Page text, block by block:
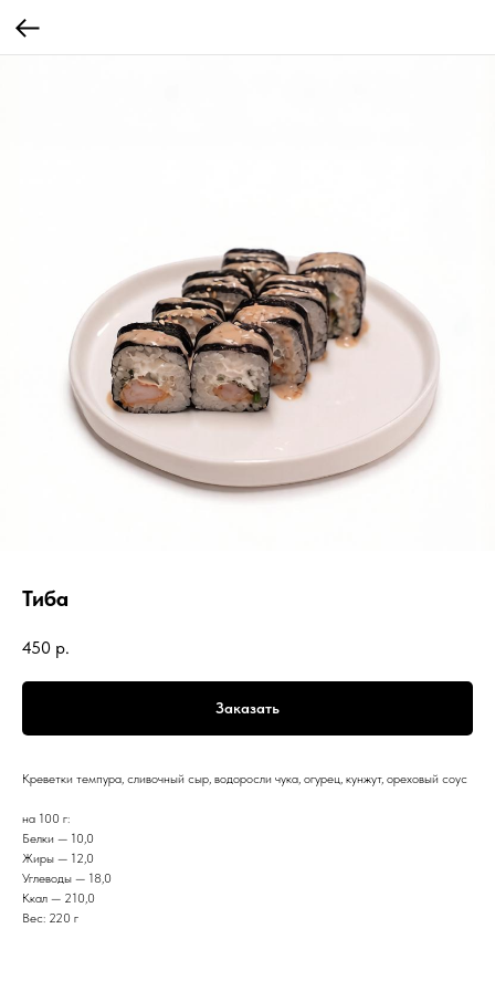
Тиба
450 р.
Заказать
Креветки темпура, сливочный сыр, водоросли чука, огурец, кунжут, ореховый соус
на 100 г:
Белки — 10,0
Жиры — 12,0
Углеводы — 18,0
Ккал — 210,0
Вес: 220 г